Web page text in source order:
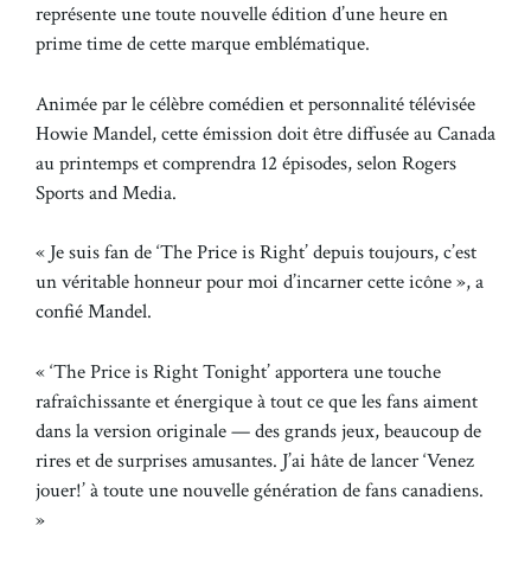
représente une toute nouvelle édition d’une heure en
prime time de cette marque emblématique.
Animée par le célèbre comédien et personnalité télévisée
Howie Mandel, cette émission doit être diffusée au Canada
au printemps et comprendra 12 épisodes, selon Rogers
Sports and Media.
« Je suis fan de ‘The Price is Right’ depuis toujours, c’est
un véritable honneur pour moi d’incarner cette icône », a
confié Mandel.
« ‘The Price is Right Tonight’ apportera une touche
rafraîchissante et énergique à tout ce que les fans aiment
dans la version originale — des grands jeux, beaucoup de
rires et de surprises amusantes. J’ai hâte de lancer ‘Venez
jouer!’ à toute une nouvelle génération de fans canadiens.
»